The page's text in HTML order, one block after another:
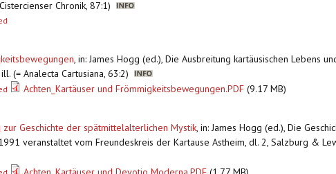
Chronik, 87:1)
, in: James Hogg (ed.), Die Ausbreitung kartäusischen Lebens
(= Analecta Cartusiana, 63:2)
Achten_Kartäuser und Frömmigkeitsbewegungen.PDF (9.17 MB)
Geschichte der spätmittelalterlichen Mystik, in: James Hogg (ed.), Die
veranstaltet vom Freundeskreis der Kartause Astheim, dl. 2, Salzburg &